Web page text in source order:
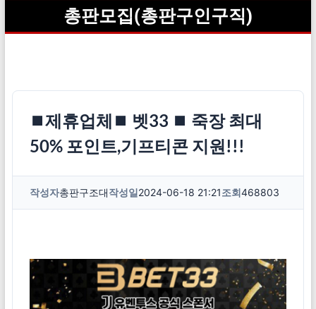
총판모집(총판구인구직)
⏹제휴업체⏹ 벳33 ⏹ 죽장 최대
50% 포인트,기프티콘 지원!!!
작성자총판구조대작성일2024-06-18 21:21조회468803